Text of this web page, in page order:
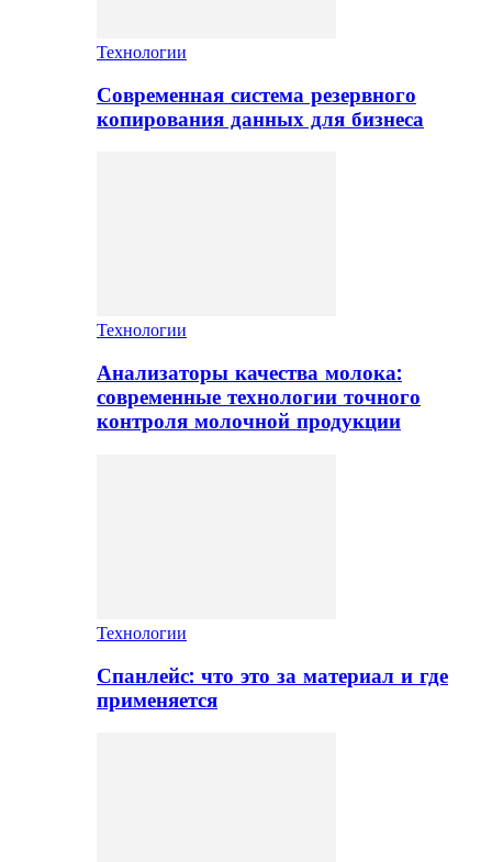
Технологии
Современная система резервного
копирования данных для бизнеса
Технологии
Анализаторы качества молока:
современные технологии точного
контроля молочной продукции
Технологии
Спанлейс: что это за материал и где
применяется